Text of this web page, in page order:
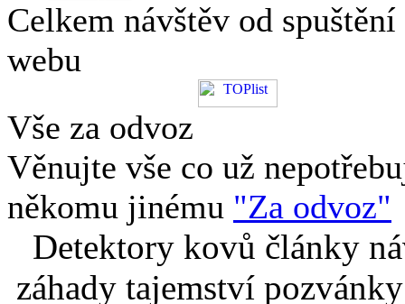
Celkem návštěv od spuštění
webu
Vše za odvoz
Věnujte vše co už
někomu jinému "Za odvoz"
Detektory kovů články
záhady tajemství